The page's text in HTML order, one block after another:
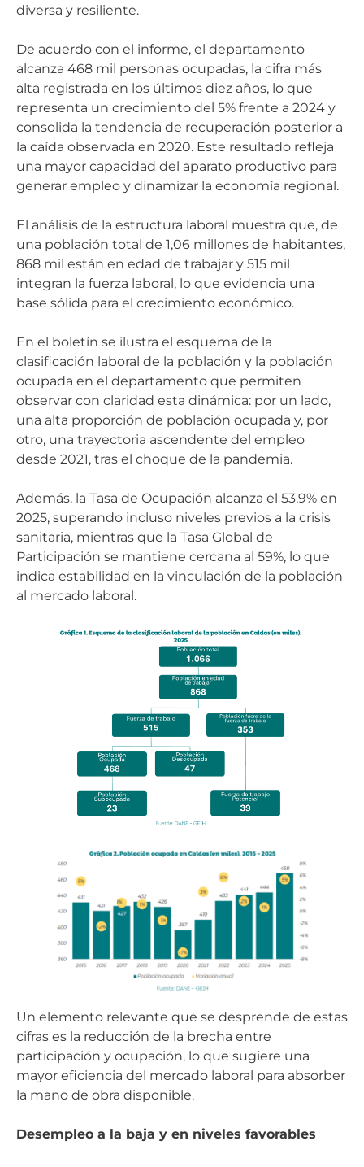
diversa y resiliente.
De acuerdo con el informe, el departamento
alcanza 468 mil personas ocupadas, la cifra más
alta registrada en los últimos diez años, lo que
representa un crecimiento del 5% frente a 2024 y
consolida la tendencia de recuperación posterior a
la caída observada en 2020. Este resultado refleja
una mayor capacidad del aparato productivo para
generar empleo y dinamizar la economía regional.
El análisis de la estructura laboral muestra que, de
una población total de 1,06 millones de habitantes,
868 mil están en edad de trabajar y 515 mil
integran la fuerza laboral, lo que evidencia una
base sólida para el crecimiento económico.
En el boletín se ilustra el esquema de la
clasificación laboral de la población y la población
ocupada en el departamento que permiten
observar con claridad esta dinámica: por un lado,
una alta proporción de población ocupada y, por
otro, una trayectoria ascendente del empleo
desde 2021, tras el choque de la pandemia.
Además, la Tasa de Ocupación alcanza el 53,9% en
2025, superando incluso niveles previos a la crisis
sanitaria, mientras que la Tasa Global de
Participación se mantiene cercana al 59%, lo que
indica estabilidad en la vinculación de la población
al mercado laboral.
Un elemento relevante que se desprende de estas
cifras es la reducción de la brecha entre
participación y ocupación, lo que sugiere una
mayor eficiencia del mercado laboral para absorber
la mano de obra disponible.
Desempleo a la baja y en niveles favorables